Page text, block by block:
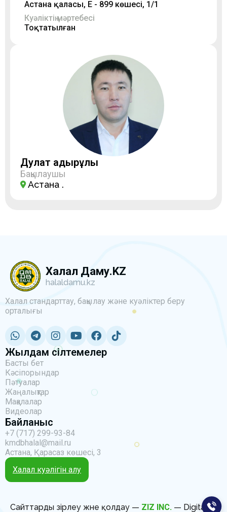
Астана қаласы, Е - 899 көшесі, 1/1
Куәліктің мәртебесі
Тоқтатылған
Дулат Қадырұлы
Бақылаушы
Астана қ.
Халал Даму.KZ
halaldamu.kz
Халал стандарттау, бақылау және куәліктер беру
орталығы
Жылдам сілтемелер
Басты бет
Кәсіпорындар
Пәтуалар
Жаңалықтар
Мақалалар
Видеолар
Байланыс
+7 (717) 299-93-84
kmdbhalal@mail.ru
Астана, Қарасаз көшесі, 3
Халал куәлігін алу
Сайттарды әзірлеу және қолдау — ZIZ INC. — Digital IT